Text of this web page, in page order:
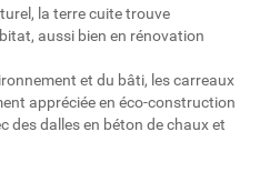
la terre cuite trouve
aussi bien en rénovation
et du bâti, les carreaux
appréciée en éco-construction
des dalles en béton de chaux et